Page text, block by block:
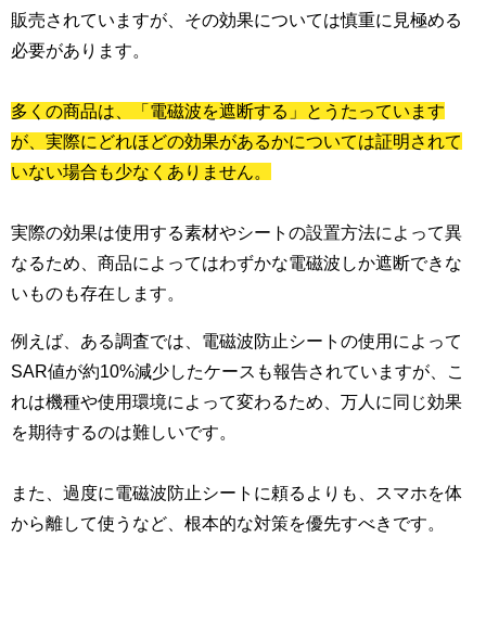
販売されていますが、その効果については慎重に見極める
必要があります。
多くの商品は、「電磁波を遮断する」とうたっています
が、実際にどれほどの効果があるかについては証明されて
いない場合も少なくありません。
実際の効果は使用する素材やシートの設置方法によって異
なるため、商品によってはわずかな電磁波しか遮断できな
いものも存在します。
例えば、ある調査では、電磁波防止シートの使用によって
SAR値が約10%減少したケースも報告されていますが、こ
れは機種や使用環境によって変わるため、万人に同じ効果
を期待するのは難しいです。
また、過度に電磁波防止シートに頼るよりも、スマホを体
から離して使うなど、根本的な対策を優先すべきです。